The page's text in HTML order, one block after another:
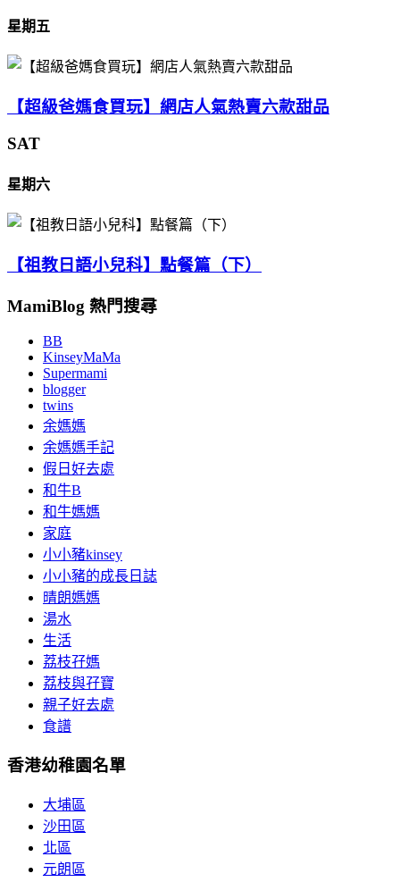
星期五
【超級爸媽食買玩】網店人氣熱賣六款甜品
SAT
星期六
【祖教日語小兒科】點餐篇（下）
MamiBlog 熱門搜尋
BB
KinseyMaMa
Supermami
blogger
twins
余媽媽
余媽媽手記
假日好去處
和牛B
和牛媽媽
家庭
小小豬kinsey
小小豬的成長日誌
晴朗媽媽
湯水
生活
荔枝孖媽
荔枝與孖寶
親子好去處
食譜
香港幼稚園名單
大埔區
沙田區
北區
元朗區